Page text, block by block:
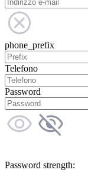
phone_prefix
Telefono
Password
Password strength: